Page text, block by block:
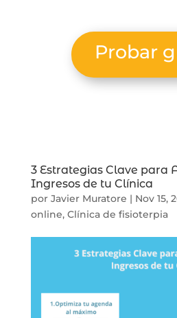
Probar
3 Estrategias Clave para
Ingresos de tu Clínica
por Javier Muratore | Nov 15,
online, Clínica de fisioterpia